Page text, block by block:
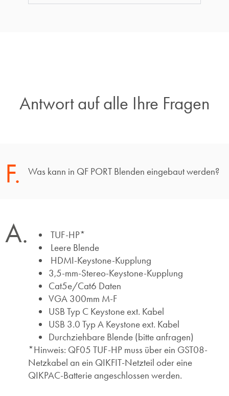
Antwort auf alle Ihre Fragen​
F. Was kann in QF PORT Blenden eingebaut werden?
A.
TUF-HP*
Leere Blende
HDMI-Keystone-Kupplung
3,5-mm-Stereo-Keystone-Kupplung
Cat5e/Cat6 Daten
VGA 300mm M-F
USB Typ C Keystone ext. Kabel
USB 3.0 Typ A Keystone ext. Kabel
Durchziehbare Blende (bitte anfragen)
*Hinweis: QF05 TUF-HP muss über ein GST08-
Netzkabel an ein QIKFIT-Netzteil oder eine
QIKPAC-Batterie angeschlossen werden.